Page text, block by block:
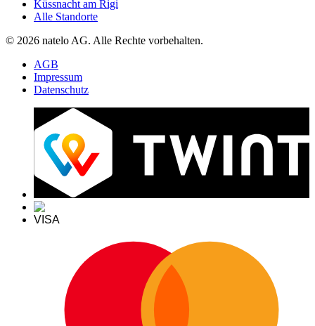
Küssnacht am Rigi
Alle Standorte
© 2026 natelo AG. Alle Rechte vorbehalten.
AGB
Impressum
Datenschutz
VISA